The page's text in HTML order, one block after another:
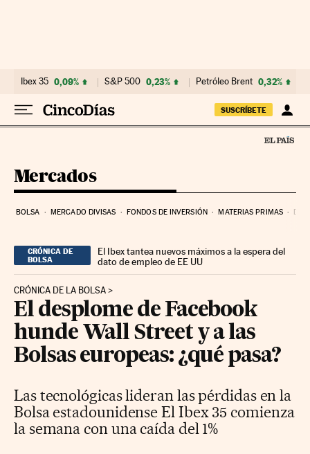
Ibex 35 0,09% S&P 500 0,23% Petróleo Brent 0,32%
SUSCRÍBETE
Mercados
BOLSA MERCADO DIVISAS FONDOS DE INVERSIÓN MATERIAS PRIMAS
CRÓNICA DE
BOLSA
El Ibex tantea nuevos máximos a la espera del
dato de empleo de EE UU
CRÓNICA DE LA BOLSA
El desplome de Facebook
hunde Wall Street y a las
Bolsas europeas: ¿qué pasa?
Las tecnológicas lideran las pérdidas en la
Bolsa estadounidense El Ibex 35 comienza
la semana con una caída del 1%